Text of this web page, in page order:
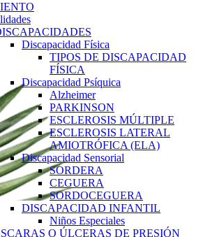
Discapacidad Física
TIPOS DE DISCAPACIDAD
FÍSICA
Discapacidad Psíquica
Alzheimer
PARKINSON
ESCLEROSIS MÚLTIPLE
ESCLEROSIS LATERAL
AMIOTRÓFICA (ELA)
Discapacidad Sensorial
SORDERA
CEGUERA
SORDOCEGUERA
DISCAPACIDAD INFANTIL
Niños Especiales
O ÚLCERAS DE PRESIÓN